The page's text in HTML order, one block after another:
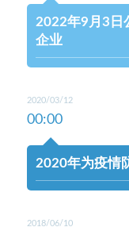
2022年9月3日
企业
2020/03/12
00:00
2020年为疫情
2018/06/10